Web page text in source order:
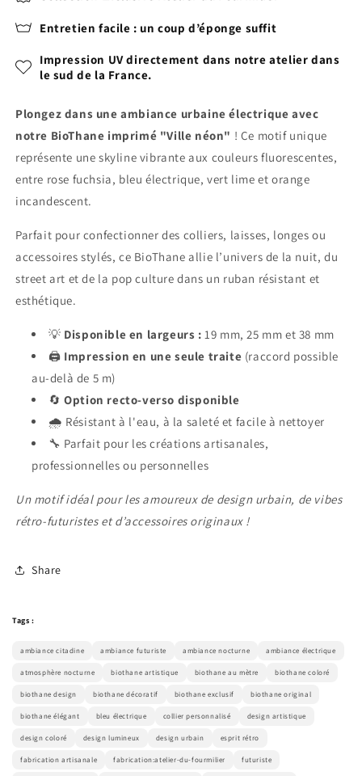
Entretien facile : un coup d’éponge suffit
Impression UV directement dans notre atelier dans
le sud de la France.
Plongez dans une ambiance urbaine électrique avec
notre BioThane imprimé "Ville néon" ! Ce motif unique
représente une skyline vibrante aux couleurs fluorescentes,
entre rose fuchsia, bleu électrique, vert lime et orange
incandescent.
Parfait pour confectionner des colliers, laisses, longes ou
accessoires stylés, ce BioThane allie l’univers de la nuit, du
street art et de la pop culture dans un ruban résistant et
esthétique.
💡 Disponible en largeurs : 19 mm, 25 mm et 38 mm
🖨️ Impression en une seule traite (raccord possible
au-delà de 5 m)
🔄Option recto-verso disponible
🌧️ Résistant à l'eau, à la saleté et facile à nettoyer
🔧 Parfait pour les créations artisanales,
professionnelles ou personnelles
Un motif idéal pour les amoureux de design urbain, de vibes
rétro-futuristes et d’accessoires originaux !
Share
Tags :
ambiance citadine ambiance futuriste ambiance nocturne ambiance électrique
atmosphère nocturne biothane artistique biothane au mètre biothane coloré
biothane design biothane décoratif biothane exclusif biothane original
biothane élégant bleu électrique collier personnalisé design artistique
design coloré design lumineux design urbain esprit rétro
fabrication artisanale fabrication:atelier-du-fourmilier futuriste